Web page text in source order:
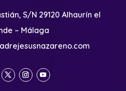
S/N 29120 Alhaurín el
– Málaga